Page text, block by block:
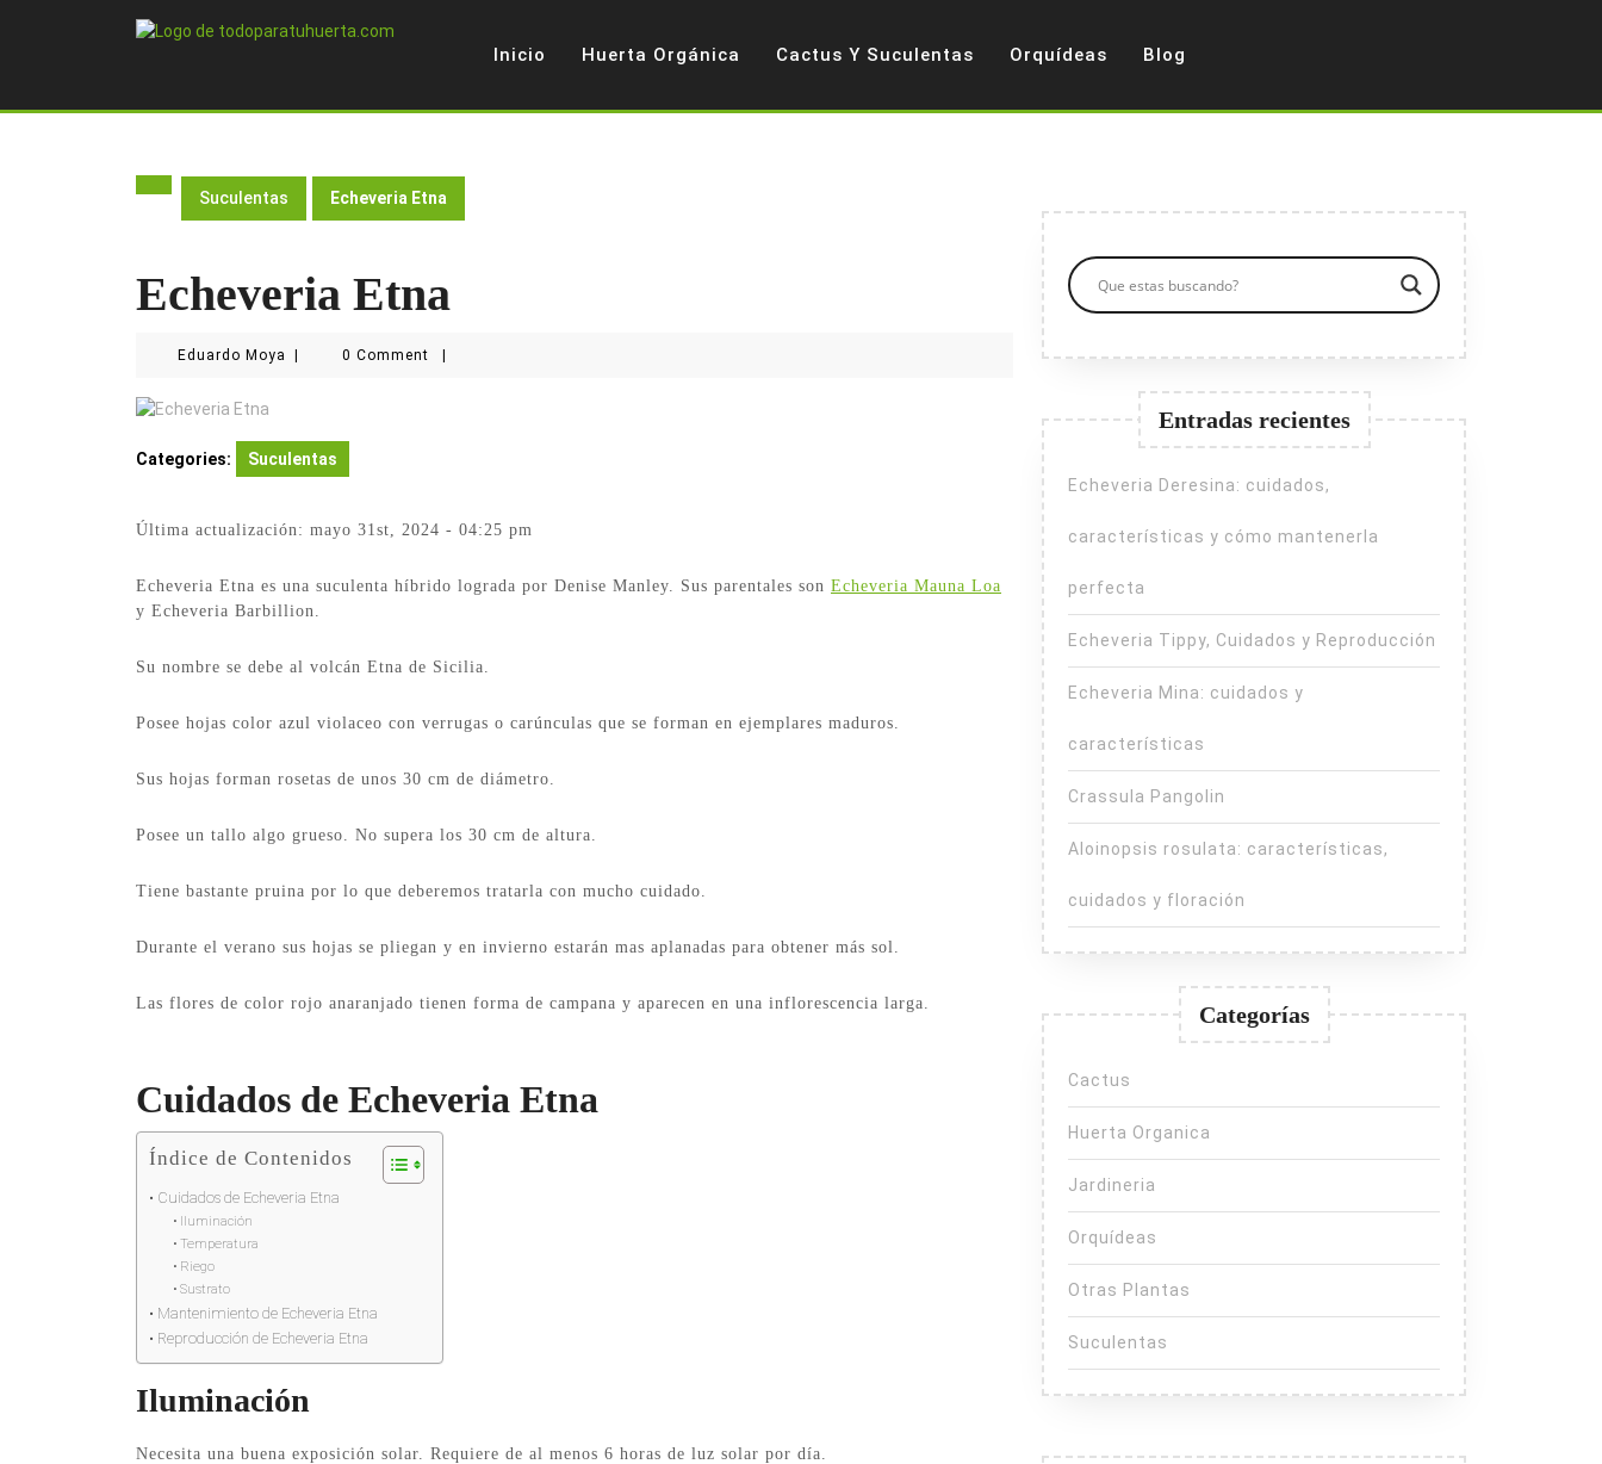
Inicio Huerta Orgánica Cactus Y Suculentas Orquídeas Blog
Suculentas Echeveria Etna
Echeveria Etna
Eduardo Moya Eduardo0 Comment
Categories: Suculentas
Última actualización: mayo 31st, 2024 - 04:25 pm
Echeveria Etna es una suculenta híbrido lograda por Denise Manley. Sus parentales son Echeveria Mauna Loa
y Echeveria Barbillion.
Su nombre se debe al volcán Etna de Sicilia.
Posee hojas color azul violaceo con verrugas o carúnculas que se forman en ejemplares maduros.
Sus hojas forman rosetas de unos 30 cm de diámetro.
Posee un tallo algo grueso. No supera los 30 cm de altura.
Tiene bastante pruina por lo que deberemos tratarla con mucho cuidado.
Durante el verano sus hojas se pliegan y en invierno estarán mas aplanadas para obtener más sol.
Las flores de color rojo anaranjado tienen forma de campana y aparecen en una inflorescencia larga.
Cuidados de Echeveria Etna
Índice de Contenidos
Cuidados de Echeveria Etna
Iluminación
Temperatura
Riego
Sustrato
Mantenimiento de Echeveria Etna
Reproducción de Echeveria Etna
Iluminación
Necesita una buena exposición solar. Requiere de al menos 6 horas de luz solar por día.
Entradas recientes
Echeveria Deresina: cuidados,
características y cómo mantenerla
perfecta
Echeveria Tippy, Cuidados y Reproducción
Echeveria Mina: cuidados y
características
Crassula Pangolin
Aloinopsis rosulata: características,
cuidados y floración
Categorías
Cactus
Huerta Organica
Jardineria
Orquídeas
Otras Plantas
Suculentas